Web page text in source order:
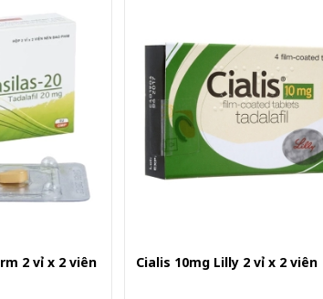
2 vỉ x 2 viên
Cialis 10mg Lilly 2 vỉ x 2 viên